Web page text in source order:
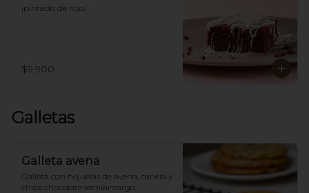
¡pintado de rojo!
$9.900
Galletas
Galleta avena
Galleta con hojuelas de avena, canela y
chips chocolate semiamargo.